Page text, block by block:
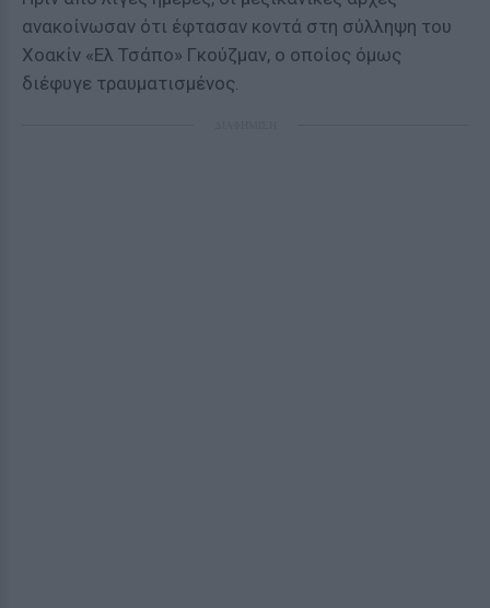
ανακοίνωσαν ότι έφτασαν κοντά στη σύλληψη του
Χοακίν «Ελ Τσάπο» Γκούζμαν, ο οποίος όμως
διέφυγε τραυματισμένος.